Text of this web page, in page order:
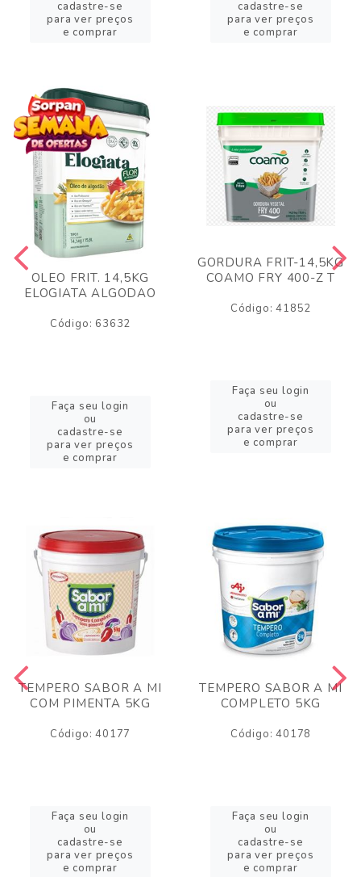
cadastre-se
para ver preços
e comprar
cadastre-se
para ver preços
e comprar
OLEO FRIT. 14,5KG
ELOGIATA ALGODAO
Código: 63632
Faça seu login
ou
cadastre-se
para ver preços
e comprar
GORDURA FRIT-14,5KG
COAMO FRY 400-Z T
Código: 41852
Faça seu login
ou
cadastre-se
para ver preços
e comprar
TEMPERO SABOR A MI
COM PIMENTA 5KG
Código: 40177
Faça seu login
ou
cadastre-se
para ver preços
e comprar
TEMPERO SABOR A MI
COMPLETO 5KG
Código: 40178
Faça seu login
ou
cadastre-se
para ver preços
e comprar